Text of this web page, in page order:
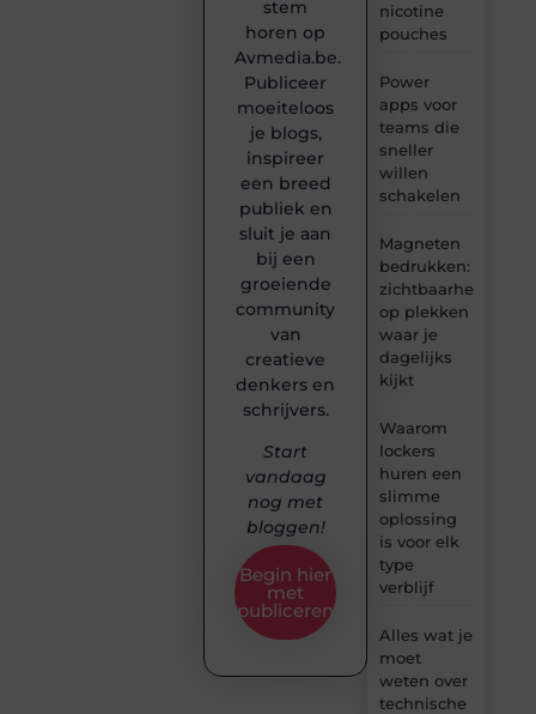
nicotine
pouches
Power
apps voor
teams die
sneller
willen
schakelen
Magneten
bedrukken:
zichtbaarheid
op plekken
waar je
dagelijks
kijkt
Waarom
lockers
huren een
slimme
oplossing
is voor elk
type
verblijf
Alles wat je
moet
weten over
technische
stem
horen op
Avmedia.be.
Publiceer
moeiteloos
je blogs,
inspireer
een breed
publiek en
sluit je aan
bij een
groeiende
community
van
creatieve
denkers en
schrijvers.
Start
vandaag
nog met
bloggen!
Begin hier
met
publiceren